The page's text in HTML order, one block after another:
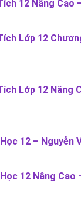
12 Nâng Cao
Lớp 12
Lớp 12 Nâng
12 – Nguyễn
12 Nâng Cao